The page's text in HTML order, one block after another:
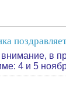
в
4 и 5